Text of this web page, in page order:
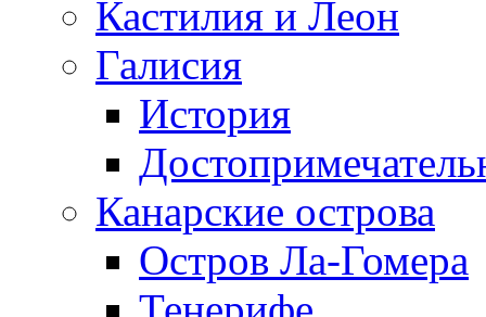
Кастилия и Леон
Галисия
История
Канарские острова
Остров Ла-Гомера